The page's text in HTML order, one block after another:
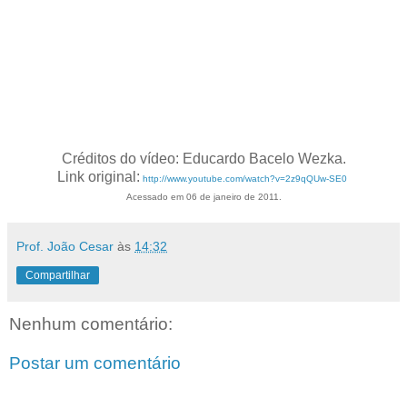
Créditos do vídeo: Educardo Bacelo Wezka.
Link original: http://www.youtube.com/watch?v=2z9qQUw-SE0
Acessado em 06 de janeiro de 2011.
Prof. João Cesar às 14:32
Compartilhar
Nenhum comentário:
Postar um comentário